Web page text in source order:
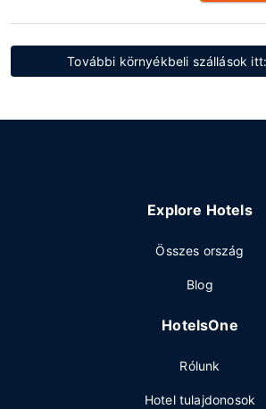
További környékbeli szállások
Explore Hotels
Összes ország
Blog
HotelsOne
Rólunk
Hotel tulajdonosok